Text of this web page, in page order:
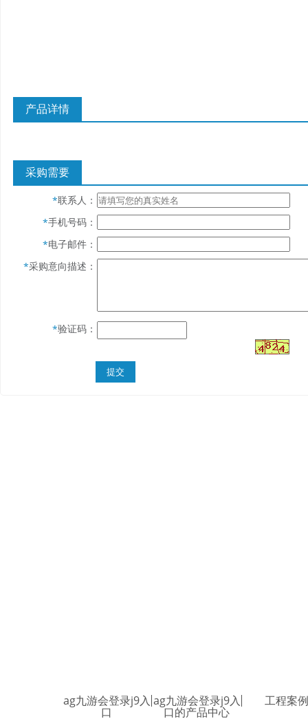
产品详情
采购需要
*联系人：
*手机号码：
*电子邮件：
*采购意向描述：
*验证码：
ag九游会登录j9入
口
ag九游会登录j9入
口的产品中心
工程案例